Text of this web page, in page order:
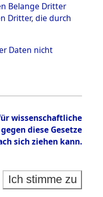
Belange Dritter
Dritter, die durch
Daten nicht
wissenschaftliche
diese Gesetze
sich ziehen kann.
Ich stimme zu